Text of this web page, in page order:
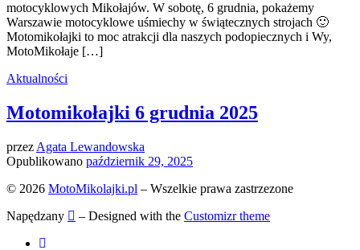
motocyklowych Mikołajów. W sobotę, 6 grudnia, pokażemy
Warszawie motocyklowe uśmiechy w świątecznych strojach 🙂
Motomikołajki to moc atrakcji dla naszych podopiecznych i Wy,
MotoMikołaje […]
Aktualności
Motomikołajki 6 grudnia 2025
przez Agata Lewandowska
Opublikowano październik 29, 2025
© 2026 MotoMikolajki.pl – Wszelkie prawa zastrzezone
Napędzany
– Designed with the Customizr theme